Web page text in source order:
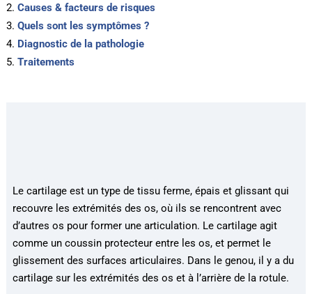
Causes & facteurs de risques
Quels sont les symptômes ?
Diagnostic de la pathologie
Traitements
Le cartilage est un type de tissu ferme, épais et glissant qui
recouvre les extrémités des os, où ils se rencontrent avec
d’autres os pour former une articulation. Le cartilage agit
comme un coussin protecteur entre les os, et permet le
glissement des surfaces articulaires. Dans le genou, il y a du
cartilage sur les extrémités des os et à l’arrière de la rotule.